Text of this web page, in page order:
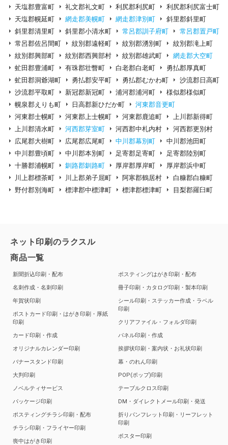
天塩郡豊富町
礼文郡礼文町 利尻郡利尻町
利尻郡利尻富士町
天塩郡幌延町
網走郡美幌町 網走郡津別町
斜里郡斜里町
斜里郡清里町
斜里郡小清水町 常呂郡訓子府町
常呂郡置戸町
常呂郡佐呂間町
紋別郡遠軽町 紋別郡湧別町
紋別郡滝上町
紋別郡興部町
紋別郡西興部村 紋別郡雄武町
網走郡大空町
虻田郡豊浦町
有珠郡壮瞥町 白老郡白老町
勇払郡厚真町
虻田郡洞爺湖町
勇払郡安平町 勇払郡むかわ町
沙流郡日高町
沙流郡平取町
新冠郡新冠町 浦河郡浦河町
様似郡様似町
幌泉郡えりも町
日高郡新ひだか町
河東郡音更町
河東郡士幌町
河東郡上士幌町 河東郡鹿追町
上川郡新得町
上川郡清水町
河西郡芽室町 河西郡中札内村
河西郡更別村
広尾郡大樹町
広尾郡広尾町 中川郡幕別町
中川郡池田町
中川郡豊頃町
中川郡本別町 足寄郡足寄町
足寄郡陸別町
十勝郡浦幌町
釧路郡釧路町 厚岸郡厚岸町
厚岸郡浜中町
川上郡標茶町
川上郡弟子屈町 阿寒郡鶴居村
白糠郡白糠町
野付郡別海町
標津郡中標津町 標津郡標津町 目梨郡羅臼町
ネット印刷のラクスル
商品一覧
新聞折込印刷・配布
名刺作成・名刺印刷
年賀状印刷
ポストカード印刷・はがき印刷・厚紙
印刷
カード印刷・作成
オリジナルカレンダー印刷
バナースタンド印刷
大判印刷
ノベルティサービス
パッケージ印刷
ポスティングチラシ印刷・配布
チラシ印刷・フライヤー印刷
喪中はがき印刷
ポスティングはがき印刷・配布
冊子印刷・カタログ印刷・製本印刷
シール印刷・ステッカー作成・ラベル
印刷
クリアファイル・フォルダ印刷
パネル印刷・作成
挨拶状印刷・案内状・お礼状印刷
幕・のれん印刷
POP(ポップ)印刷
テーブルクロス印刷
DM・ダイレクトメール印刷・発送
折りパンフレット印刷・リーフレット
印刷
ポスター印刷